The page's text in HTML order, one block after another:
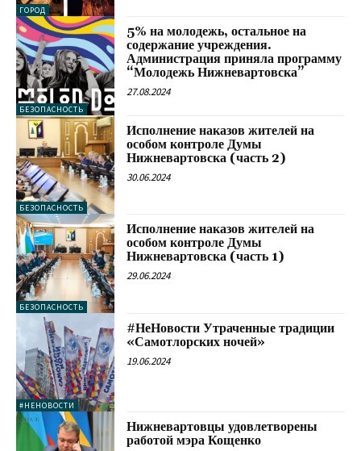
ГОРОД
БЕЗОПАСНОСТЬ
5% на молодежь, остальное на
содержание учреждения.
Администрация приняла программу
“Молодежь Нижневартовска”
27.08.2024
БЕЗОПАСНОСТЬ
Исполнение наказов жителей на
особом контроле Думы
Нижневартовска (часть 2)
30.06.2024
БЕЗОПАСНОСТЬ
Исполнение наказов жителей на
особом контроле Думы
Нижневартовска (часть 1)
29.06.2024
#НЕНОВОСТИ
#НеНовости Утраченные традиции
«Самотлорских ночей»
19.06.2024
Нижневартовцы удовлетворены
работой мэра Кощенко